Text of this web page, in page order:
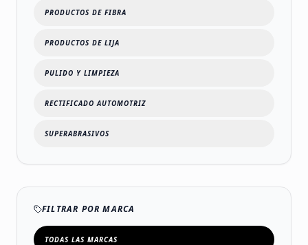
PRODUCTOS DE FIBRA
PRODUCTOS DE LIJA
PULIDO Y LIMPIEZA
RECTIFICADO AUTOMOTRIZ
SUPERABRASIVOS
FILTRAR POR MARCA
TODAS LAS MARCAS